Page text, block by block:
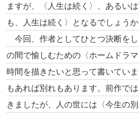
ますが、〈人生は続く〉、あるい
も、人生は続く〉となるでしょうか
今回、作者としてひとつ決断を
の間で愉しむための〈ホームドラ
時間を描きたいと思って書いてい
もあれば別れもあります。前作で
きましたが、人の世には〈今生の別